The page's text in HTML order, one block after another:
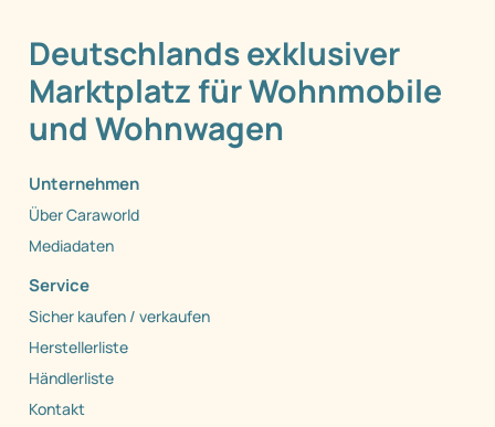
Deutschlands exklusiver
Marktplatz für Wohnmobile
und Wohnwagen
Unternehmen
Über Caraworld
Mediadaten
Service
Sicher kaufen / verkaufen
Herstellerliste
Händlerliste
Kontakt